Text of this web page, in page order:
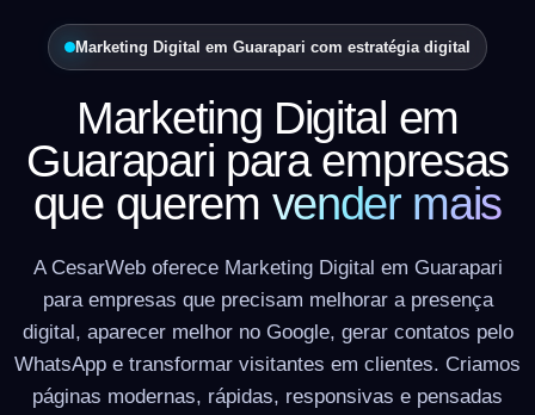
Marketing Digital em Guarapari com estratégia digital
Marketing Digital em
Guarapari para empresas
que querem vender mais
A CesarWeb oferece Marketing Digital em Guarapari
para empresas que precisam melhorar a presença
digital, aparecer melhor no Google, gerar contatos pelo
WhatsApp e transformar visitantes em clientes. Criamos
páginas modernas, rápidas, responsivas e pensadas